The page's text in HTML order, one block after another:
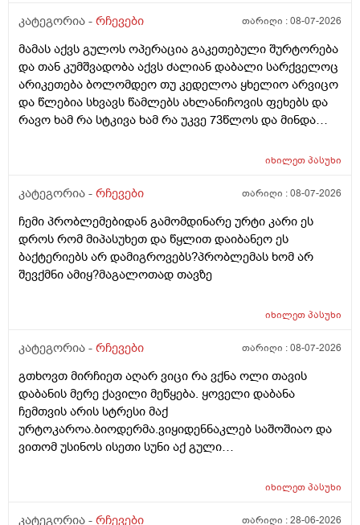
კატეგორია - რჩევები თარიღი :08-07-2026
მამას აქვს გულოს ოპერაცია გაკეთებული შურტორება
და თან კუმშვადობა აქვს ძალიან დაბალი სარქველოც
არიკეთება ბოლომდეო თუ კედელოა ყხელიო არვიცო
და წლებია სხვავს წამლებს ახლანიჩოვის ფეხებს და
რავო ხამ რა სტკივა ხამ რა უკვე 73წლოს და მინდა
და ფულინრომ არჰვაქ ვერანაირად ექიმთან ვერ
შედეგს იბ ის ექიმთან მაომც ჩავიდეს თუ თავის
იბნის ექიმყან რომ დ ვიტამინი გაიკეთოს და უბნის
ექიმის დანიშნულებას ვენდო ის ხომ კარდიოლოგი
არაა თან დიდათ რომ ვაკვირდები არაა მცოდნე ამ
მხრივ და ვერ ვენდობი და ხომ არავნებს მამას დ
სარისკოა?მის კარდიოლოგა ვერ დავირეკავ ან
იხილეთპასუხი
კატეგორია - რჩევები თარიღი :08-07-2026
ჩემი პრობლემებიდან გამომდინარე ურტი კარი ეს
დროს რომ მიპასუხეთ და წყლით დაიბანეო ეს
ბაქტერიებს არ დამიგროვებს?პრობლემას ხომ არ
შევქმნი ამიყ?მაგალოთად თავზე
იხილეთპასუხი
კატეგორია - რჩევები თარიღი :08-07-2026
გთხოვთ მირჩიეთ აღარ ვიცი რა ვქნა ოლი თავის
დაბანის მერე ქავილი მეწყება. ყოველი დაბანა
ჩემთვის არის სტრესი მაქ
ურტოკაროა.ბიოდერმა.ვიყიდენნაკლებ საშოშიაო და
ვითომ უსინოს ისეთი სუნი აქ გული
დამატენიანებელი შამპუნიც მაგრამ ყველაფერზე
შემიხლია ვიტანკები.რამე მირჩიეთ დამპუნი რა რომ
იხილეთპასუხი
კატეგორია - რჩევები თარიღი :28-06-2026